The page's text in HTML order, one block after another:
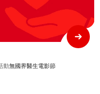
動​無國界醫生電影節​